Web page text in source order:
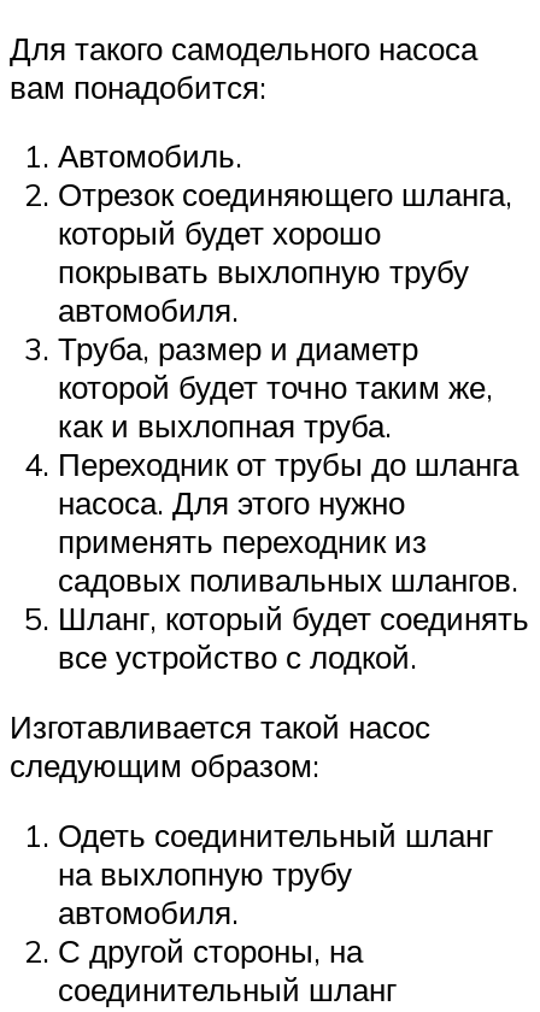
Для такого самодельного насоса
вам понадобится:
Автомобиль.
Отрезок соединяющего шланга,
который будет хорошо
покрывать выхлопную трубу
автомобиля.
Труба, размер и диаметр
которой будет точно таким же,
как и выхлопная труба.
Переходник от трубы до шланга
насоса. Для этого нужно
применять переходник из
садовых поливальных шлангов.
Шланг, который будет соединять
все устройство с лодкой.
Изготавливается такой насос
следующим образом:
Одеть соединительный шланг
на выхлопную трубу
автомобиля.
С другой стороны, на
соединительный шланг